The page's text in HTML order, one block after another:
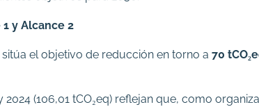
y Alcance 2
sitúa el objetivo de reducción en torno a 70
(106,01 tCO₂eq) reflejan que, como